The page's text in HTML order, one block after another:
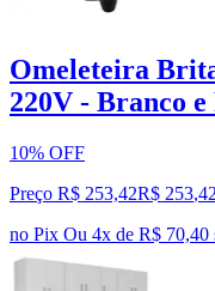
Omeleteira
220V - Branco e
10% OFF
Preço R$ 253,42R$ 253,42
no Pix Ou 4x de R$ 70,40